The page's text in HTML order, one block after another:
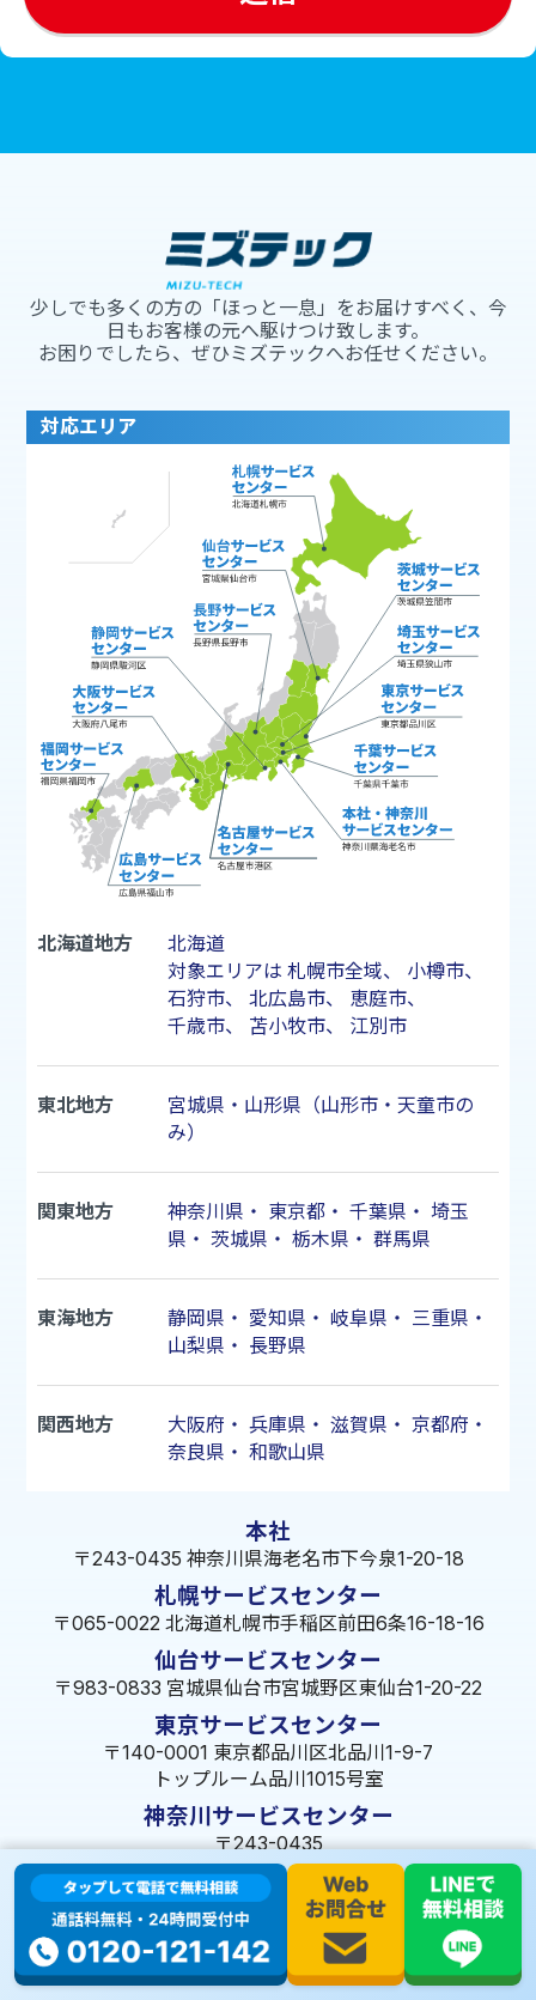
少しでも多くの方の「ほっと一息」をお届けすべく、今
日もお客様の元へ駆けつけ致します。
お困りでしたら、ぜひミズテックへお任せください。
対応エリア
北海道地方
北海道
対象エリアは 札幌市全域、 小樽市、
石狩市、 北広島市、 恵庭市、
千歳市、 苫小牧市、 江別市
東北地方
宮城県・山形県（山形市・天童市の
み）
関東地方 神奈川県 ・ 東京都・ 千葉県 ・ 埼玉
県 ・ 茨城県 ・ 栃木県 ・ 群馬県
東海地方 静岡県 ・ 愛知県 ・ 岐阜県 ・ 三重県 ・
山梨県 ・ 長野県
関西地方 大阪府 ・ 兵庫県 ・ 滋賀県 ・ 京都府 ・
奈良県 ・ 和歌山県
本社
〒243-0435 神奈川県海老名市下今泉1-20-18
札幌サービスセンター
〒065-0022 北海道札幌市手稲区前田6条16-18-16
仙台サービスセンター
〒983-0833 宮城県仙台市宮城野区東仙台1-20-22
東京サービスセンター
〒140-0001 東京都品川区北品川1-9-7
トップルーム品川1015号室
神奈川サービスセンター
〒243-0435
神奈川県海老名市下今泉1-20-18
埼玉サービスセンター
〒350-1334 埼玉県狭山市狭山49-39
千葉サービスセンター